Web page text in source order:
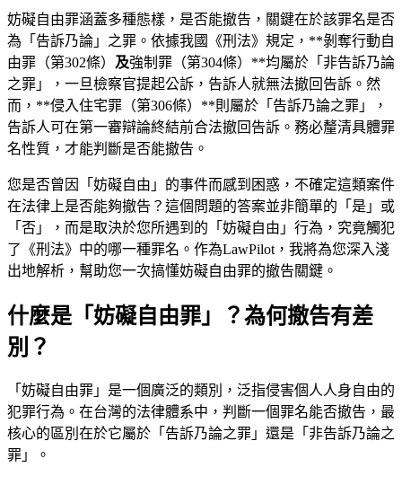
妨礙自由罪涵蓋多種態樣，是否能撤告，關鍵在於該罪名是否
為「告訴乃論」之罪。依據我國《刑法》規定，**剝奪行動自
由罪（第302條） 及強制罪（第304條）**均屬於「非告訴乃論
之罪」，一旦檢察官提起公訴，告訴人就無法撤回告訴。然
而，**侵入住宅罪（第306條）**則屬於「告訴乃論之罪」，
告訴人可在第一審辯論終結前合法撤回告訴。務必釐清具體罪
名性質，才能判斷是否能撤告。
您是否曾因「妨礙自由」的事件而感到困惑，不確定這類案件
在法律上是否能夠撤告？這個問題的答案並非簡單的「是」或
「否」，而是取決於您所遇到的「妨礙自由」行為，究竟觸犯
了《刑法》中的哪一種罪名。作為LawPilot，我將為您深入淺
出地解析，幫助您一次搞懂妨礙自由罪的撤告關鍵。
什麼是「妨礙自由罪」？為何撤告有差
別？
「妨礙自由罪」是一個廣泛的類別，泛指侵害個人人身自由的
犯罪行為。在台灣的法律體系中，判斷一個罪名能否撤告，最
核心的區別在於它屬於「告訴乃論之罪」還是「非告訴乃論之
罪」。